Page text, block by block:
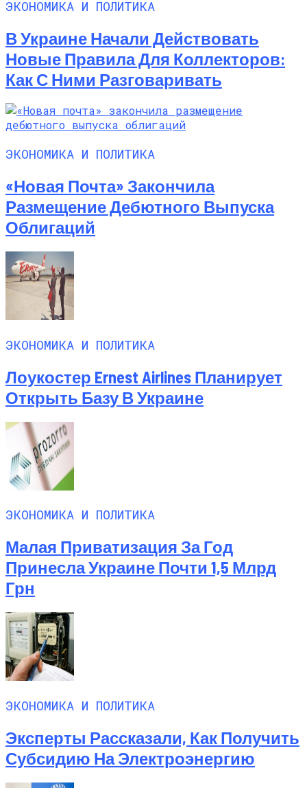
ЭКОНОМИКА И ПОЛИТИКА
В Украине Начали Действовать
Новые Правила Для Коллекторов:
Как С Ними Разговаривать
ЭКОНОМИКА И ПОЛИТИКА
«Новая Почта» Закончила
Размещение Дебютного Выпуска
Облигаций
ЭКОНОМИКА И ПОЛИТИКА
Лоукостер Ernest Airlines Планирует
Открыть Базу В Украине
ЭКОНОМИКА И ПОЛИТИКА
Малая Приватизация За Год
Принесла Украине Почти 1,5 Млрд
Грн
ЭКОНОМИКА И ПОЛИТИКА
Эксперты Рассказали, Как Получить
Субсидию На Электроэнергию